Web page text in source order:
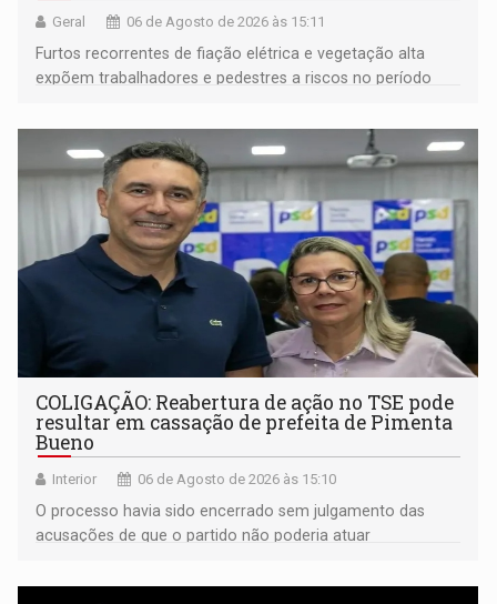
Geral 06 de Agosto de 2026 às 15:11
Furtos recorrentes de fiação elétrica e vegetação alta
expõem trabalhadores e pedestres a riscos no período
COLIGAÇÃO: Reabertura de ação no TSE pode
resultar em cassação de prefeita de Pimenta
Bueno
Interior 06 de Agosto de 2026 às 15:10
O processo havia sido encerrado sem julgamento das
acusações de que o partido não poderia atuar